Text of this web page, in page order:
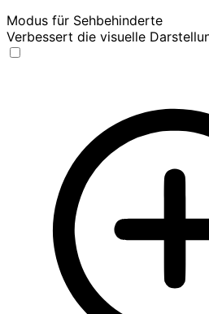
Modus für Sehbehinderte
Verbessert die visuelle